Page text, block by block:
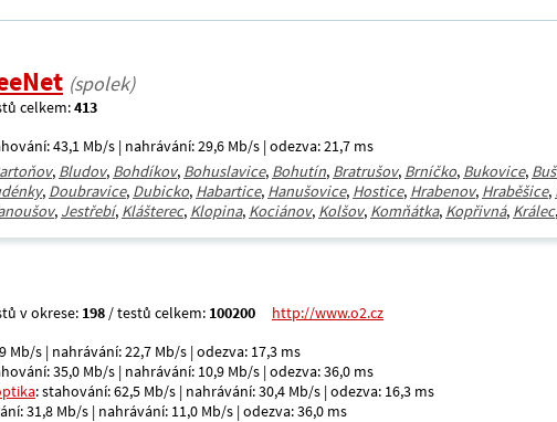
(spolek)
celkem:413
43,1 Mb/s | nahrávání: 29,6 Mb/s | odezva: 21,7 ms
, Bludov, Bohdíkov, Bohuslavice, Bohutín, Bratrušov, Brníčko, Bukovice,
, Doubravice, Dubicko, Habartice, Hanušovice, Hostice, Hrabenov, Hraběšice,
, Jestřebí, Klášterec, Klopina, Kociánov, Kolšov, Komňátka, Kopřivná, Králec
v okrese: 198 / testů celkem: 100200
http://www.o2.cz
Mb/s | nahrávání: 22,7 Mb/s | odezva: 17,3 ms
35,0 Mb/s | nahrávání: 10,9 Mb/s | odezva: 36,0 ms
: stahování: 62,5 Mb/s | nahrávání: 30,4 Mb/s | odezva: 16,3 ms
31,8 Mb/s | nahrávání: 11,0 Mb/s | odezva: 36,0 ms